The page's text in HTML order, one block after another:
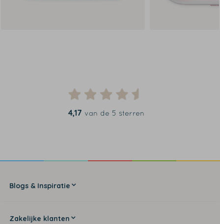
4,17 van de 5 sterren
Blogs & Inspiratie
Zakelijke klanten